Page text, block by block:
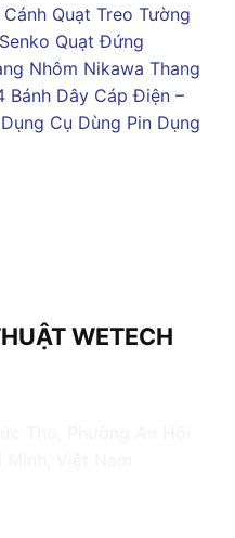
Quạt Treo Tường
Quạt Đứng
Nhôm Nikawa Thang
Bánh Dây Cáp Điện –
Dụng Cụ Dùng Pin Dụng
WETECH